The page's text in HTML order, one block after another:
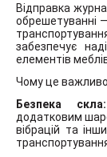
Відправка
обрешетуванні
забезпечує
елементів
Чому це
Безпека скла:
додатковим
вібрацій та